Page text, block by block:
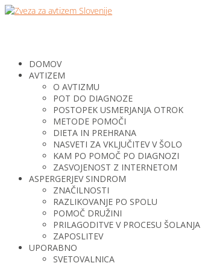
DOMOV
AVTIZEM
O AVTIZMU
POT DO DIAGNOZE
POSTOPEK USMERJANJA OTROK
METODE POMOČI
DIETA IN PREHRANA
NASVETI ZA VKLJUČITEV V ŠOLO
KAM PO POMOČ PO DIAGNOZI
ZASVOJENOST Z INTERNETOM
ASPERGERJEV SINDROM
ZNAČILNOSTI
RAZLIKOVANJE PO SPOLU
POMOČ DRUŽINI
PRILAGODITVE V PROCESU ŠOLANJA
ZAPOSLITEV
UPORABNO
SVETOVALNICA